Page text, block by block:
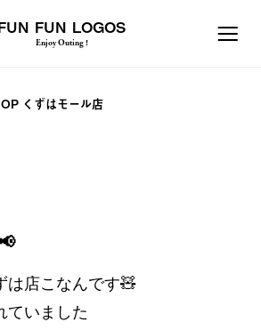
FUN LOGOS
Enjoy Outing !
くずはモール店
は店こなんです🧸
ていました